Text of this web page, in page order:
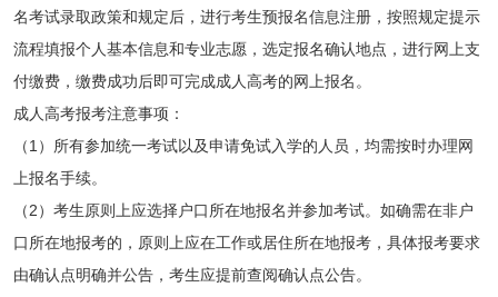
名考试录取政策和规定后，进行考生预报名信息注册，按照规定提示
流程填报个人基本信息和专业志愿，选定报名确认地点，进行网上支
付缴费，缴费成功后即可完成成人高考的网上报名。
成人高考报考注意事项：
（1）所有参加统一考试以及申请免试入学的人员，均需按时办理网
上报名手续。
（2）考生原则上应选择户口所在地报名并参加考试。如确需在非户
口所在地报考的，原则上应在工作或居住所在地报考，具体报考要求
由确认点明确并公告，考生应提前查阅确认点公告。